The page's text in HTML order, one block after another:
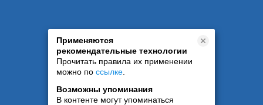
Применяются
рекомендательные технологии
Прочитать правила их применении
можно по ссылке
Возможны упоминания
В контенте могут упоминаться